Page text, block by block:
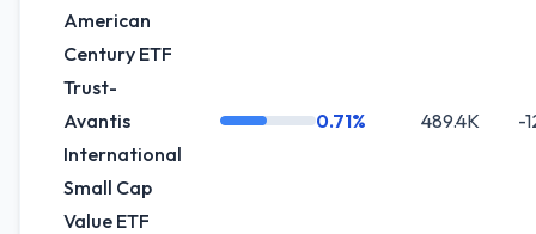
American
Century ETF
Trust-
Avantis
International
Small Cap
Value ETF
0.71% 489.4K -